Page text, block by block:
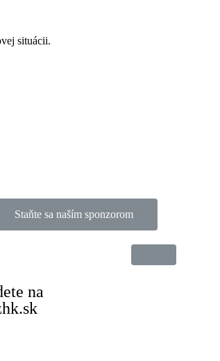
situácii.
Staňte sa naším sponzorom
na